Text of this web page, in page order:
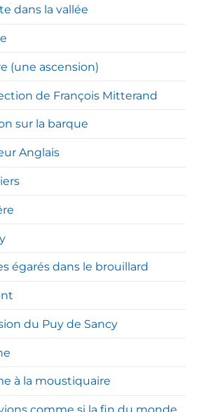
dans la vallée
(une ascension)
de François Mitterand
sur la barque
Anglais
égarés dans le brouillard
du Puy de Sancy
à la moustiquaire